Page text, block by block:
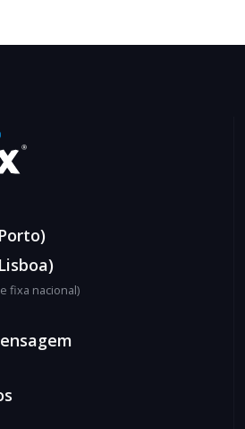
fixa nacional)